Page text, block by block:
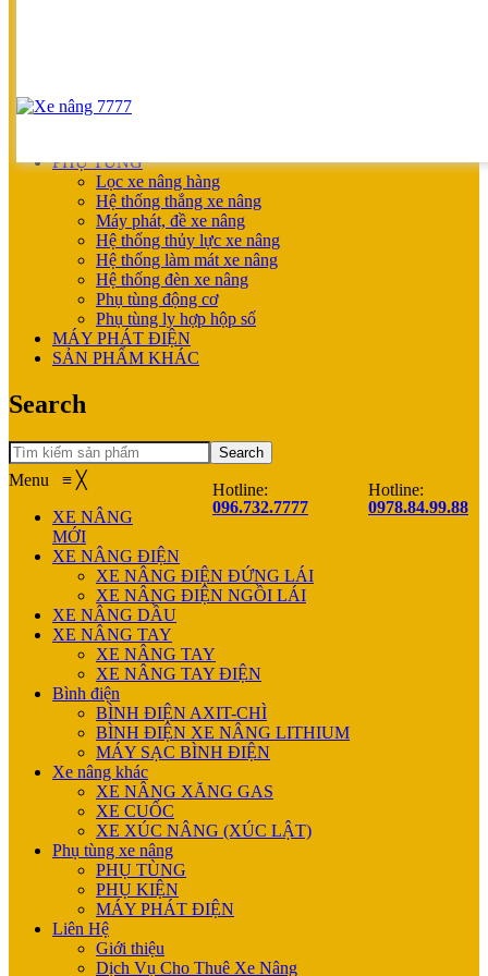
XE NÂNG TAY
PHỤ TÙNG
Lọc xe nâng hàng
Hệ thống thắng xe nâng
Máy phát, đề xe nâng
Hệ thống thủy lực xe nâng
Hệ thống làm mát xe nâng
Hệ thống đèn xe nâng
Phụ tùng động cơ
Phụ tùng ly hợp hộp số
MÁY PHÁT ĐIỆN
SẢN PHẨM KHÁC
Search
Search
Hotline:
096.732.7777
Hotline:
0978.84.99.88
Menu ≡ ╳
XE NÂNG
MỚI
XE NÂNG ĐIỆN
XE NÂNG ĐIỆN ĐỨNG LÁI
XE NÂNG ĐIỆN NGỒI LÁI
XE NÂNG DẦU
XE NÂNG TAY
XE NÂNG TAY
XE NÂNG TAY ĐIỆN
Bình điện
BÌNH ĐIỆN AXIT-CHÌ
BÌNH ĐIỆN XE NÂNG LITHIUM
MÁY SẠC BÌNH ĐIỆN
Xe nâng khác
XE NÂNG XĂNG GAS
XE CUỐC
XE XÚC NÂNG (XÚC LẬT)
Phụ tùng xe nâng
PHỤ TÙNG
PHỤ KIỆN
MÁY PHÁT ĐIỆN
Liên Hệ
Giới thiệu
Dịch Vụ Cho Thuê Xe Nâng